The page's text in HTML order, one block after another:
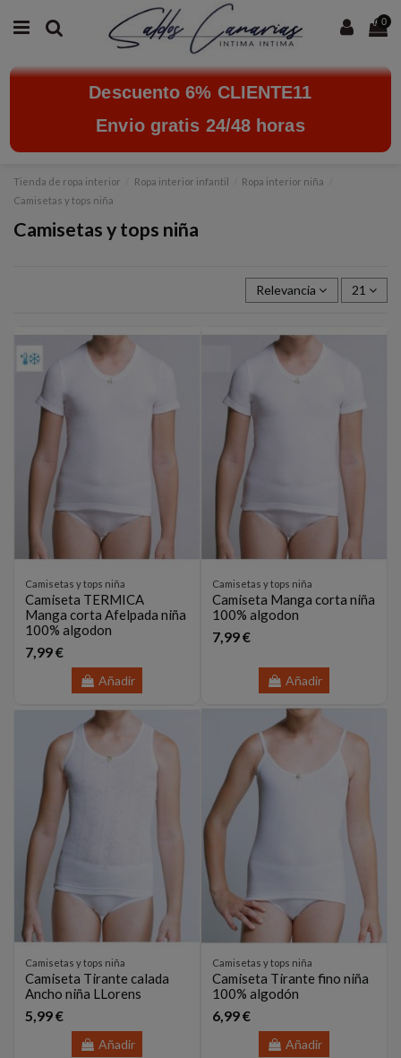
0
Descuento 6% CLIENTE11
Envio gratis 24/48 horas
Tienda de ropa interior Ropa interior infantil
Ropa interior niña
Camisetas y tops niña
Camisetas y tops niña
Relevancia 21
Camisetas y tops niña
Camiseta TERMICA
Manga corta Afelpada niña
100% algodon
7,99 €
Añadir
Camisetas y tops niña
Camiseta Manga corta niña
100% algodon
7,99 €
Añadir
Camisetas y tops niña
Camiseta Tirante calada
Ancho niña LLorens
5,99 €
Añadir
Camisetas y tops niña
Camiseta Tirante fino niña
100% algodón
6,99 €
Añadir